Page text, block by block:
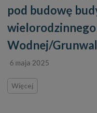
pod budowę
Wodnej/
6 maja 2025
Więcej